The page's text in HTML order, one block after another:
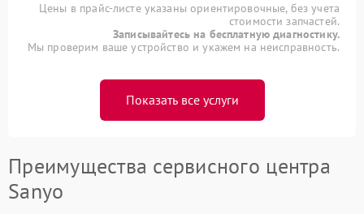
Цены в прайс-листе указаны ориентировочные, без учета
стоимости запчастей.
Записывайтесь на бесплатную диагностику.
Мы проверим ваше устройство и укажем на неисправность.
Показать все услуги
Преимущества сервисного центра
Sanyo